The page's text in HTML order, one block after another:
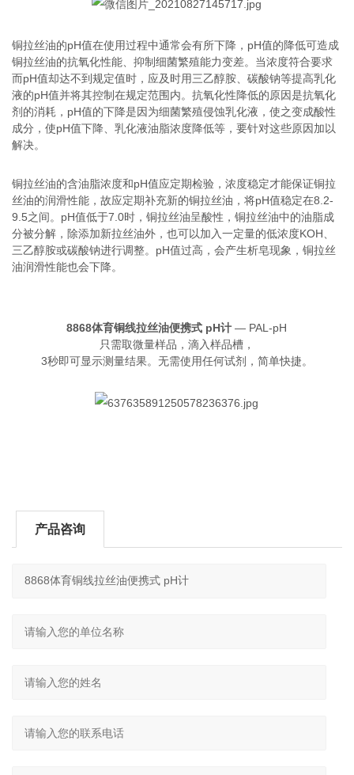
铜拉丝油的pH值在使用过程中通常会有所下降，pH值的降低可造成
铜拉丝油的抗氧化性能、抑制细菌繁殖能力变差。当浓度符合要求
而pH值却达不到规定值时，应及时用三乙醇胺、碳酸钠等提高乳化
液的pH值并将其控制在规定范围内。抗氧化性降低的原因是抗氧化
剂的消耗，pH值的下降是因为细菌繁殖侵蚀乳化液，使之变成酸性
成分，使pH值下降、乳化液油脂浓度降低等，要针对这些原因加以
解决。
铜拉丝油的含油脂浓度和pH值应定期检验，浓度稳定才能保证铜拉
丝油的润滑性能，故应定期补充新的铜拉丝油，将pH值稳定在8.2-
9.5之间。pH值低于7.0时，铜拉丝油呈酸性，铜拉丝油中的油脂成
分被分解，除添加新拉丝油外，也可以加入一定量的低浓度KOH、
三乙醇胺或碳酸钠进行调整。pH值过高，会产生析皂现象，铜拉丝
油润滑性能也会下降。
8868体育铜线拉丝油便携式 pH计 — PAL-pH
只需取微量样品，滴入样品槽，
3秒即可显示测量结果。无需使用任何试剂，简单快捷。
产品咨询